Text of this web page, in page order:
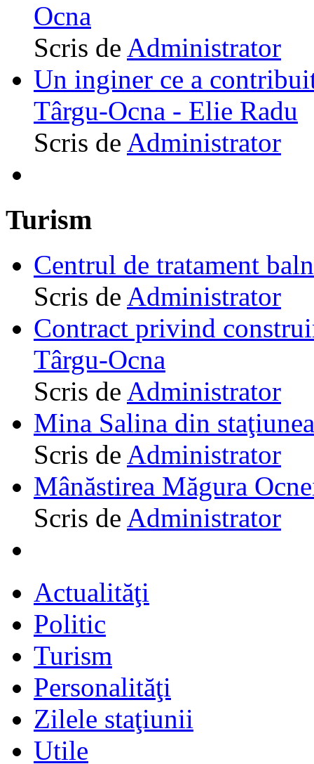
Ocna
Scris de Administrator
Un inginer ce a
Târgu-Ocna - Elie Radu
Scris de Administrator
Turism
Centrul de tratament
Scris de Administrator
Contract privind
Târgu-Ocna
Scris de Administrator
Mina Salina din
Scris de Administrator
Mânăstirea Măgura
Scris de Administrator
Actualităţi
Politic
Turism
Personalităţi
Zilele staţiunii
Utile